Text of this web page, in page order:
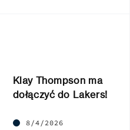
Klay Thompson ma
dołączyć do Lakers!
8/4/2026